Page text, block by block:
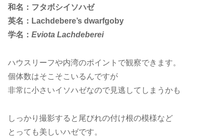
和名：フタボシイソハゼ
英名：Lachdebere’s dwarfgoby
学名： Eviota Lachdeberei
ハウスリーフや内湾のポイントで観察できます。
個体数はそこそこいるんですが
非常に小さいイソハゼなので見逃してしまうかも
しっかり撮影すると尾びれの付け根の模様など
とっても美しいハゼです。